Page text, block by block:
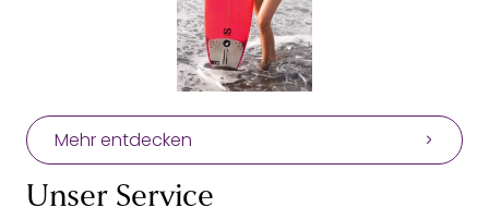
Mehr entdecken
Unser Service